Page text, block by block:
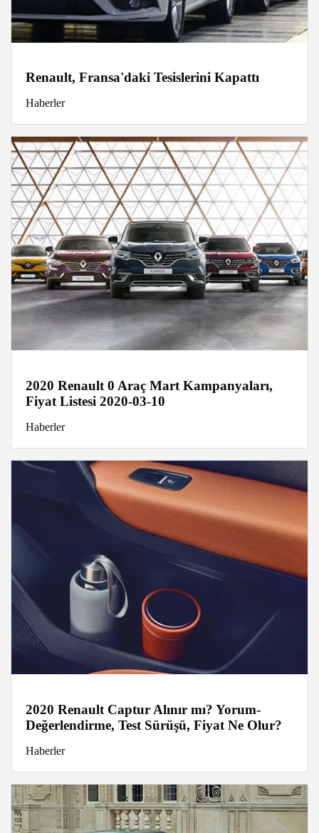
Renault, Fransa'daki Tesislerini Kapattı
Haberler
2020 Renault 0 Araç Mart Kampanyaları,
Fiyat Listesi 2020-03-10
Haberler
2020 Renault Captur Alınır mı? Yorum-
Değerlendirme, Test Sürüşü, Fiyat Ne Olur?
Haberler